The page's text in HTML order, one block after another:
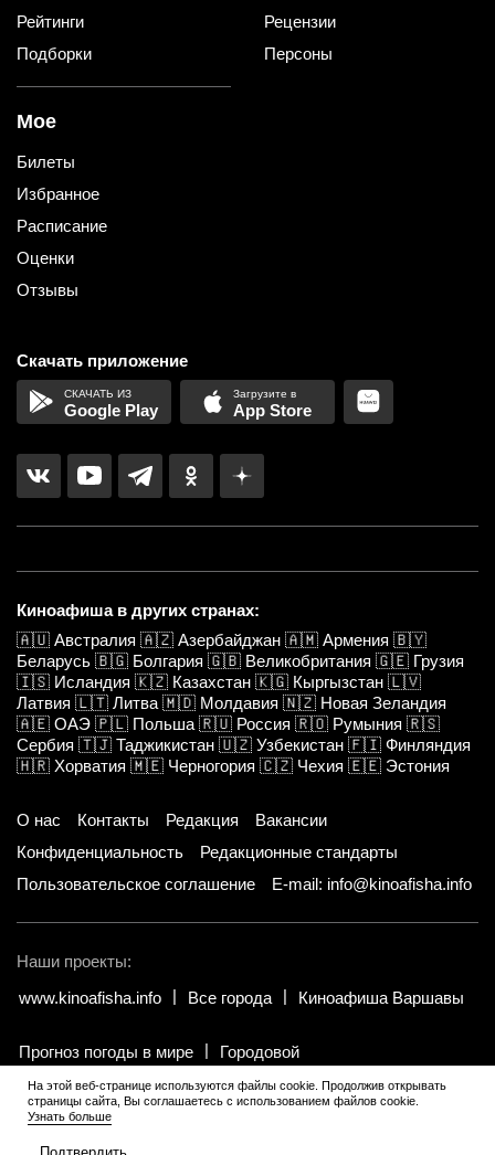
Рейтинги
Подборки
Рецензии
Персоны
Мое
Билеты
Избранное
Расписание
Оценки
Отзывы
Скачать приложение
Google Play App Store
Киноафиша в других странах:
🇦🇺 Австралия 🇦🇿 Азербайджан 🇦🇲 Армения 🇧🇾
Беларусь 🇧🇬 Болгария 🇬🇧 Великобритания 🇬🇪 Грузия
🇮🇸 Исландия 🇰🇿 Казахстан 🇰🇬 Кыргызстан 🇱🇻
Латвия 🇱🇹 Литва 🇲🇩 Молдавия 🇳🇿 Новая Зеландия
🇦🇪 ОАЭ 🇵🇱 Польша 🇷🇺 Россия 🇷🇴 Румыния 🇷🇸
Сербия 🇹🇯 Таджикистан 🇺🇿 Узбекистан 🇫🇮 Финляндия
🇭🇷 Хорватия 🇲🇪 Черногория 🇨🇿 Чехия 🇪🇪 Эстония
О нас Контакты Редакция
Вакансии
Конфиденциальность
Редакционные стандарты
Пользовательское соглашение
E-mail: info@kinoafisha.info
Наши проекты:
www.kinoafisha.info
Все города Киноафиша Варшавы
Прогноз погоды в мире Городовой
© 2002-2026 Все права и материалы принадлежат «Киноафиша».
Копирование информации только с письменного разрешения
На этой веб-странице используются файлы cookie. Продолжив открывать
страницы сайта, Вы соглашаетесь с использованием файлов cookie.
Узнать больше
Подтвердить